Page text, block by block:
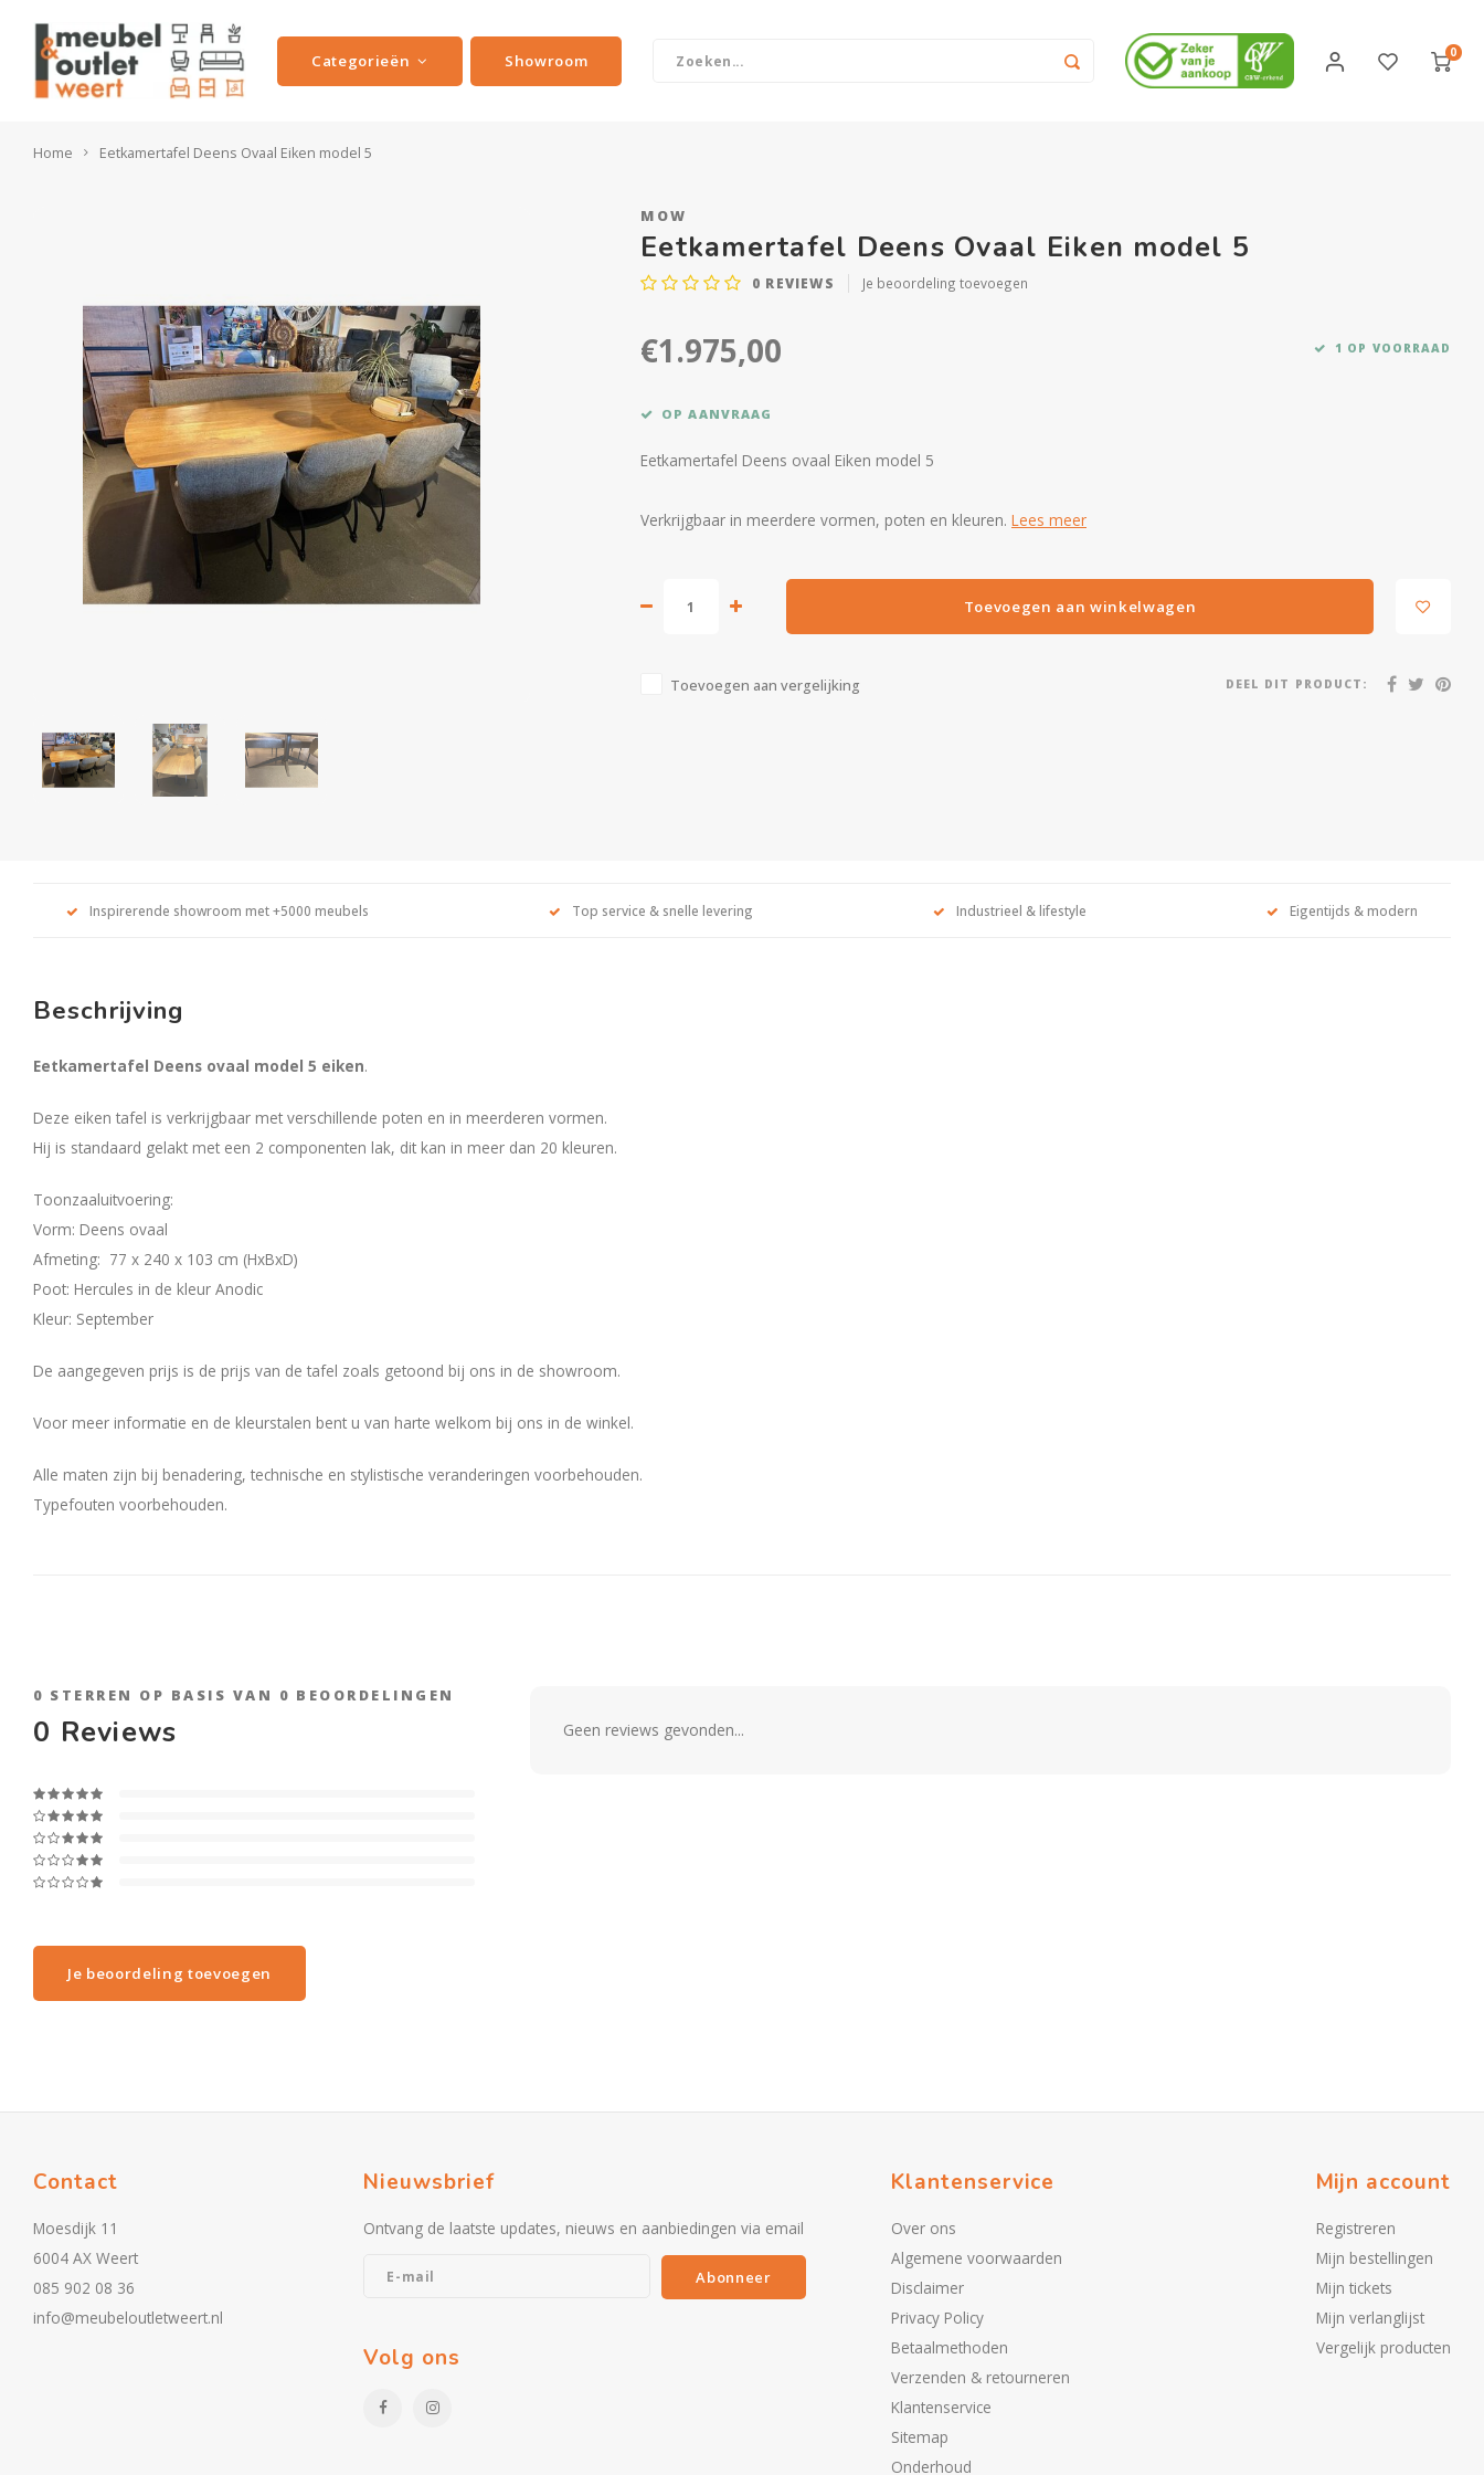
Categorieën Showroom 0
Home Eetkamertafel Deens Ovaal Eiken model 5
MOW
Eetkamertafel Deens Ovaal Eiken model 5
0 REVIEWS Je beoordeling toevoegen
€1.975,00 1 OP VOORRAAD
OP AANVRAAG
Eetkamertafel Deens ovaal Eiken model 5
Verkrijgbaar in meerdere vormen, poten en kleuren. Lees meer
Toevoegen aan winkelwagen
Toevoegen aan vergelijking DEEL DIT PRODUCT:
Inspirerende showroom met +5000 meubels Top service & snelle levering Industrieel & lifestyle Eigentijds & modern
Beschrijving
Eetkamertafel Deens ovaal model 5 eiken.
Deze eiken tafel is verkrijgbaar met verschillende poten en in meerderen vormen.
Hij is standaard gelakt met een 2 componenten lak, dit kan in meer dan 20 kleuren.
Toonzaaluitvoering:
Vorm: Deens ovaal
Afmeting: 77 x 240 x 103 cm (HxBxD)
Poot: Hercules in de kleur Anodic
Kleur: September
De aangegeven prijs is de prijs van de tafel zoals getoond bij ons in de showroom.
Voor meer informatie en de kleurstalen bent u van harte welkom bij ons in de winkel.
Alle maten zijn bij benadering, technische en stylistische veranderingen voorbehouden.
Typefouten voorbehouden.
0 STERREN OP BASIS VAN 0 BEOORDELINGEN
0 Reviews
Je beoordeling toevoegen
Geen reviews gevonden...
Contact
Moesdijk 11
6004 AX Weert
085 902 08 36
info@meubeloutletweert.nl
Nieuwsbrief
Ontvang de laatste updates, nieuws en aanbiedingen via email
Abonneer
Volg ons
Klantenservice
Over ons
Algemene voorwaarden
Disclaimer
Privacy Policy
Betaalmethoden
Verzenden & retourneren
Klantenservice
Sitemap
Onderhoud
Mijn account
Registreren
Mijn bestellingen
Mijn tickets
Mijn verlanglijst
Vergelijk producten